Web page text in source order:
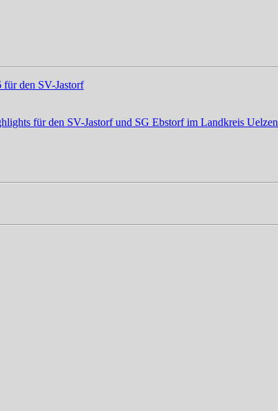
für den SV-Jastorf
für den SV-Jastorf und SG Ebstorf im Landkreis Uelzen